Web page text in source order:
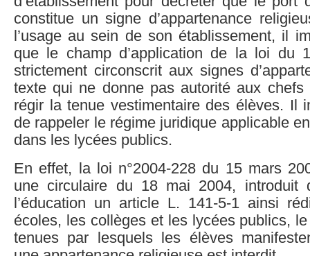
constitue un signe d’appartenance
l’usage au sein de son établissement, il
que le champ d’application de la loi du
strictement circonscrit aux signes
texte qui ne donne pas autorité aux chefs
régir la tenue vestimentaire des élèves. Il
de rappeler le régime juridique applicable
dans les lycées publics.
En effet, la loi n°2004-228 du 15 mars
une circulaire du 18 mai 2004, introduit
l’éducation un article L. 141-5-1 ainsi
écoles, les collèges et les lycées publics,
tenues par lesquels les élèves